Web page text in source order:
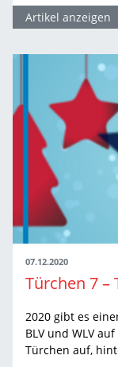
Artikel anzeigen
07.12.2020
Türchen 7 –
2020 gibt es
BLV und WLV
Türchen auf,